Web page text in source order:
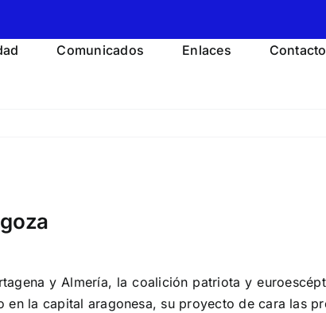
Comunicados Enlaces Contacto
y Almería, la coalición patriota y
la capital aragonesa, su proyecto de cara las